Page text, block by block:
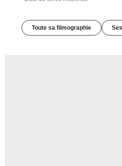
Toute sa filmographie